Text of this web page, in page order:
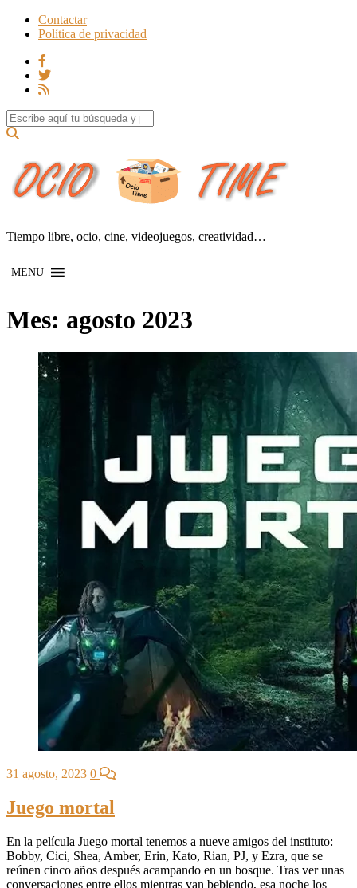
Contactar
Política de privacidad
Search for:
Tiempo libre, ocio, cine, videojuegos, creatividad…
MENU
Mes: agosto 2023
31 agosto, 2023 0
Juego mortal
En la película Juego mortal tenemos a nueve amigos del instituto:
Bobby, Cici, Shea, Amber, Erin, Kato, Rian, PJ, y Ezra, que se
reúnen cinco años después acampando en un bosque. Tras ver unas
conversaciones entre ellos mientras van bebiendo, esa noche los